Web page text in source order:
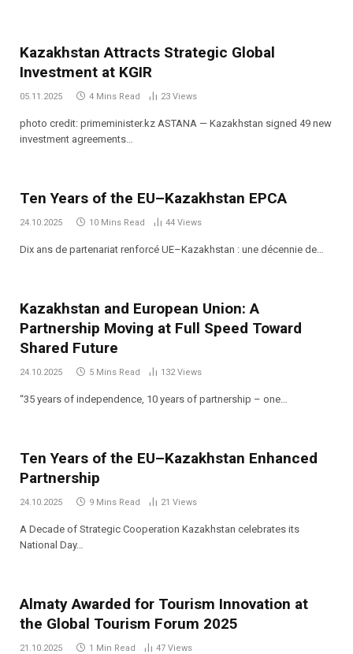
Kazakhstan Attracts Strategic Global
Investment at KGIR
05.11.2025 4 Mins Read 23 Views
photo credit: primeminister.kz ASTANA — Kazakhstan signed 49 new
investment agreements…
Ten Years of the EU–Kazakhstan EPCA
24.10.2025 10 Mins Read 44 Views
Dix ans de partenariat renforcé UE–Kazakhstan : une décennie de…
Kazakhstan and European Union: A
Partnership Moving at Full Speed Toward
Shared Future
24.10.2025 5 Mins Read 132Views
“35 years of independence, 10 years of partnership – one…
Ten Years of the EU–Kazakhstan Enhanced
Partnership
24.10.2025 9 Mins Read 21 Views
A Decade of Strategic Cooperation Kazakhstan celebrates its
National Day…
Almaty Awarded for Tourism Innovation at
the Global Tourism Forum 2025
21.10.2025 1 Min Read 47 Views